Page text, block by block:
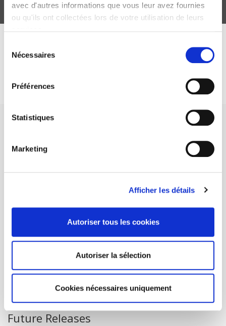
avec d'autres informations que vous leur avez fournies
ou qu'ils ont collectées lors de votre utilisation de leurs
Nécessaires
Préférences
Statistiques
Marketing
Afficher les détails
Autoriser tous les cookies
Autoriser la sélection
Cookies nécessaires uniquement
DISCOVER OUR JOURNALS
continue
FOREIGN RIGHTS
CONDITIONS OF SALE
Future Releases